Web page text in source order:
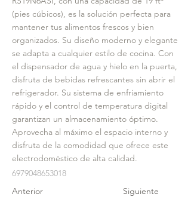
(pies cúbicos), es la solución perfecta para
mantener tus alimentos frescos y bien
organizados. Su diseño moderno y elegante
se adapta a cualquier estilo de cocina. Con
el dispensador de agua y hielo en la puerta,
disfruta de bebidas refrescantes sin abrir el
refrigerador. Su sistema de enfriamiento
rápido y el control de temperatura digital
garantizan un almacenamiento óptimo.
Aprovecha al máximo el espacio interno y
disfruta de la comodidad que ofrece este
electrodoméstico de alta calidad.
6979048653018
Anterior
Siguiente